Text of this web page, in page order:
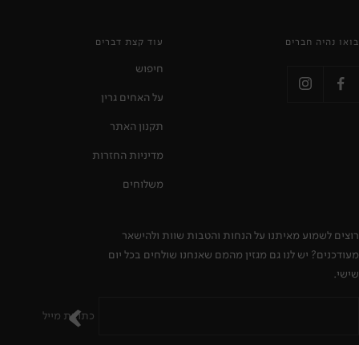
בואו נהיה חברים עוד קצת דברים
חיפוש
על האחים גרין
תקנון האתר
מדיניות החזרות
משלוחים
רוצים לשמוע מאיתנו על הנחות והטבות שוות ולהישאר
מעודכנים? יש לנו גם מגזין מהמם שאנחנו שולחים בכל יום
שישי.
כתובת מייל